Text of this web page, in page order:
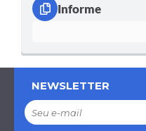
Informe
NEWSLETTER